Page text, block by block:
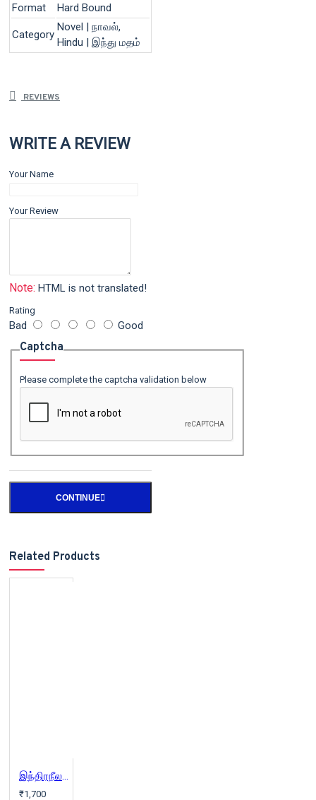
Format
Hard Bound
Category
Novel | நாவல்,
Hindu | இந்து மதம்
REVIEWS
WRITE A REVIEW
Your Name
Your Review
Note: HTML is not translated!
Rating
Bad Good
Captcha
Please complete the captcha validation below
CONTINUE
Related Products
இந்திரநீலம் (வெண்முரசு நாவல்-07)
₹1,700